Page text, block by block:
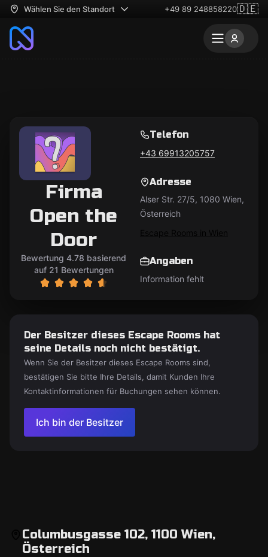
Wählen Sie den Standort +49 89 248858220🇩🇪
Firma
Open the
Door
Bewertung 4.78 basierend
auf 21 Bewertungen
Telefon
+43 69913205757
Adresse
Alser Str. 27/5, 1080 Wien,
Österreich
Escape Rooms in Wien
Angaben
Information fehlt
Der Besitzer dieses Escape Rooms hat
seine Details noch nicht bestätigt.
Wenn Sie der Besitzer dieses Escape Rooms sind,
bestätigen Sie bitte Ihre Details, damit Kunden Ihre
Kontaktinformationen für Buchungen sehen können.
Ich bin der Besitzer
Columbusgasse 102, 1100 Wien,
Österreich